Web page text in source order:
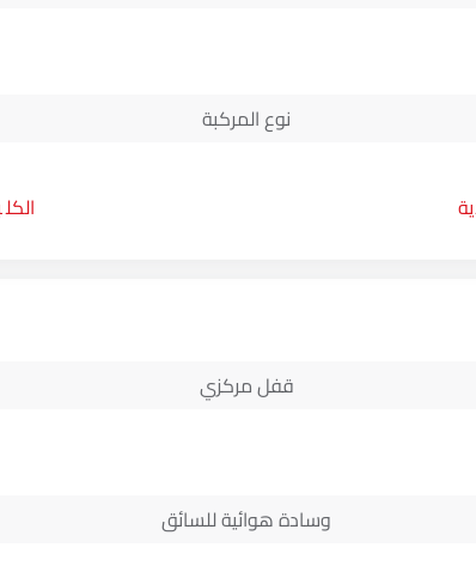
نوع المركبة
قفل مركزي
وسادة هوائية للسائق